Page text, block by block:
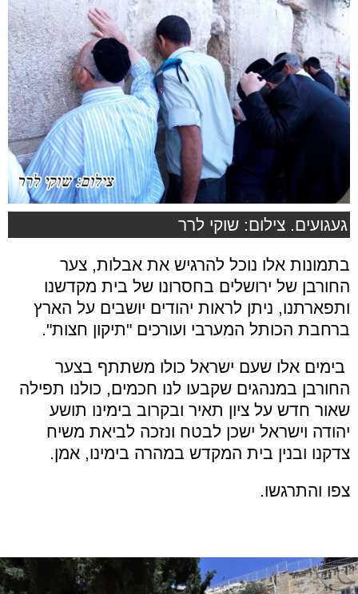
געגועים. צילום: שוקי לרר
בתמונות אלו נוכל להרגיש את אבלות, צער
החורבן של ירושלים בחסרונו של בית מקדשנו
ותפארתנו, ניתן לראות יהודים יושבים על הארץ
ברחבת הכותל המערבי ועורכים "תיקון חצות".
בימים אלו שעם ישראל כולו משתתף בצער
החורבן במנהגים שקבעו לנו חכמים, כולנו תפילה
שאור חדש על ציון תאיר ובקרוב בימינו תושע
יהודה וישראל ישכן לבטח ונזכה לביאת משיח
צדקנו ובנין בית המקדש במהרה בימינו, אמן.
צפו והתרגשו.